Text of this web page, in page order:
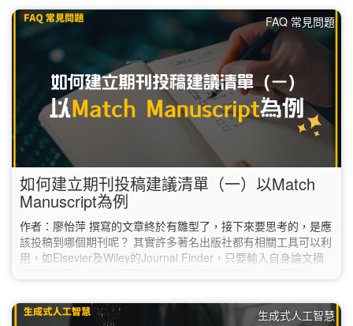
「Journals」對話框中，逐筆輸入之前在「Match Manuscript」
建議清單中挑選的期刊，再點選下方的「Apply」。…FAQ 常見問題
如何建立期刊投稿建議清單（一）以Match
Manuscript為例
作者：廖怡萍 撰寫的文章終於有雛型了，接下來要思考的，是應
該投稿到哪個期刊呢？ 其實許多著名出版社都有相關工具可以利
用，如Elsevier及Wiley的Journal Finder，只要輸入自身論文摘
官網（https://mjl.clarivate.com/home），點選上方的「Match
Manuscript」。 2. 註冊一組免費帳號。…
生成式人工智慧